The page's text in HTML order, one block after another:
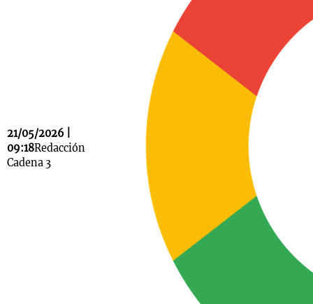
21/05/2026 |
09:18Redacción
Cadena 3